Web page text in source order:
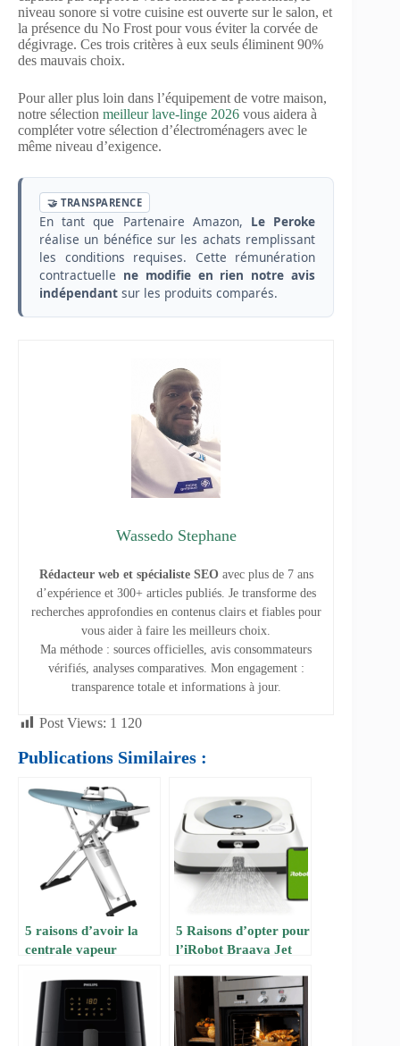
niveau sonore si votre cuisine est ouverte sur le salon, et
la présence du No Frost pour vous éviter la corvée de
dégivrage. Ces trois critères à eux seuls éliminent 90%
des mauvais choix.
Pour aller plus loin dans l’équipement de votre maison,
notre sélection meilleur lave-linge 2026 vous aidera à
compléter votre sélection d’électroménagers avec le
même niveau d’exigence.
🤝 TRANSPARENCE
En tant que Partenaire Amazon, Le Peroke
réalise un bénéfice sur les achats remplissant
les conditions requises. Cette rémunération
contractuelle ne modifie en rien notre avis
indépendant sur les produits comparés.
Wassedo Stephane
Rédacteur web et spécialiste SEOavec plus de 7 ans
d’expérience et 300+ articles publiés. Je transforme des
recherches approfondies en contenus clairs et fiables pour
vous aider à faire les meilleurs choix.
Ma méthode : sources officielles, avis consommateurs
vérifiés, analyses comparatives. Mon engagement :
transparence totale et informations à jour.
Post Views: 1 120
Publications Similaires :
5 raisons d’avoir la
centrale vapeur
5 Raisons d’opter pour
l’iRobot Braava Jet
efficace de vos sols